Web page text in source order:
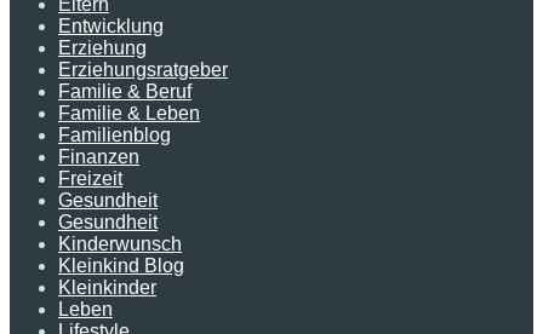
Eltern
Entwicklung
Erziehung
Erziehungsratgeber
Familie & Beruf
Familie & Leben
Familienblog
Finanzen
Freizeit
Gesundheit
Gesundheit
Kinderwunsch
Kleinkind Blog
Kleinkinder
Leben